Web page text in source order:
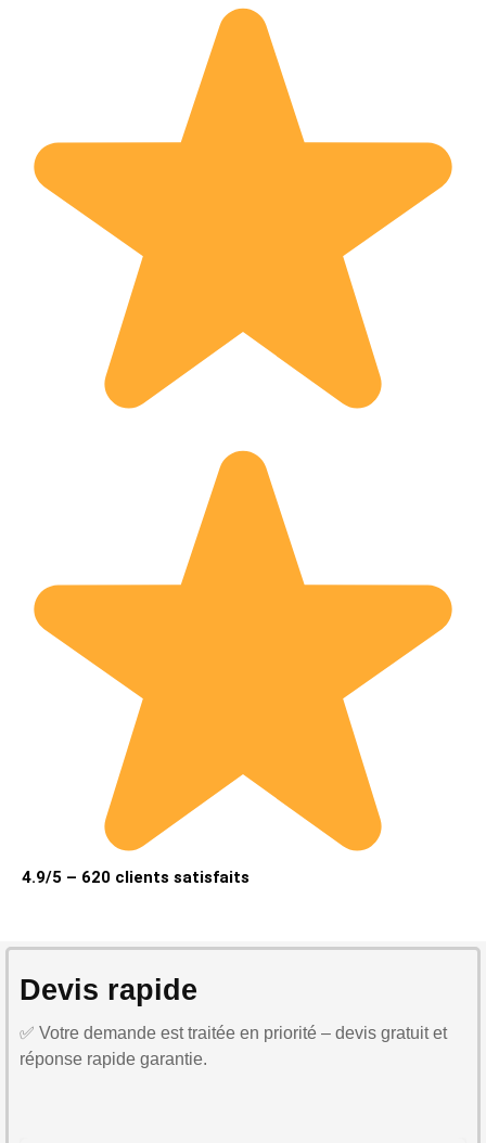
4.9/5 – 620 clients satisfaits
Devis rapide
✅ Votre demande est traitée en priorité – devis gratuit et
réponse rapide garantie.